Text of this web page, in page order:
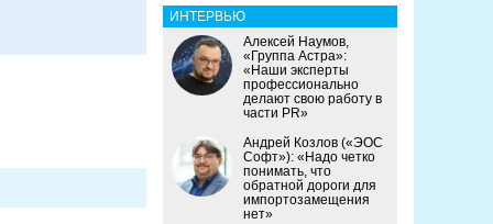
ИНТЕРВЬЮ
Алексей Наумов,
«Группа Астра»:
«Наши эксперты
профессионально
делают свою работу в
части PR»
Андрей Козлов («ЭОС
Софт»): «Надо четко
понимать, что
обратной дороги для
импортозамещения
нет»